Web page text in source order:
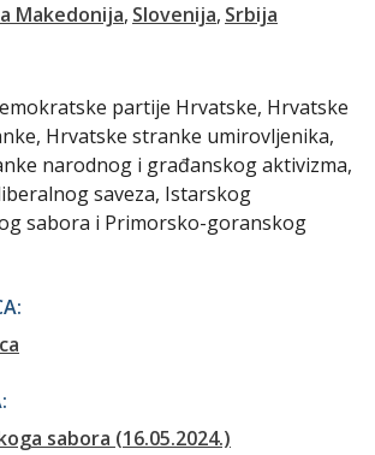
Makedonija Slovenija Srbija
partije Hrvatske, Hrvatske
Hrvatske stranke umirovljenika,
narodnog i građanskog aktivizma,
saveza, Istarskog
sabora i Primorsko-goranskog
sabora (16.05.2024.)